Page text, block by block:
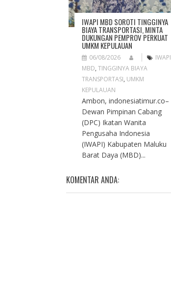
O
N
IWAPI MBD SOROTI TINGGINYA
BIAYA TRANSPORTASI, MINTA
DUKUNGAN PEMPROV PERKUAT
UMKM KEPULAUAN
06/08/2026
IWAPI
MBD, TINGGINYA BIAYA
TRANSPORTASI, UMKM
KEPULAUAN
Ambon, indonesiatimur.co–
Dewan Pimpinan Cabang
(DPC) Ikatan Wanita
Pengusaha Indonesia
(IWAPI) Kabupaten Maluku
Barat Daya (MBD)...
KOMENTAR ANDA: